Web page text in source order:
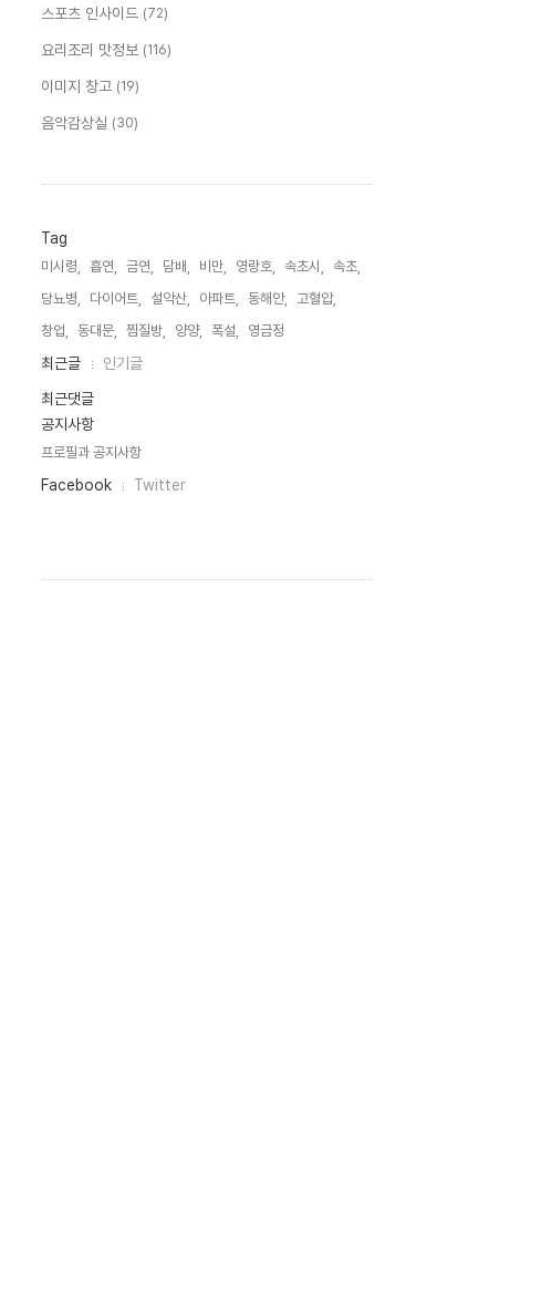
스포츠 인사이드 (72)
요리조리 맛정보 (116)
이미지 창고 (19)
음악감상실 (30)
Tag
미시령, 흡연, 금연, 담배, 비만, 영랑호, 속초시,
속초,
당뇨병,
다이어트, 설악산, 아파트, 동해안,
고혈압,
창업,
동대문, 찜질방, 양양, 폭설, 영금정,
최
글
인
기
최근글
인기글
최근댓글
공지사항
프로필과 공지사항
페
Facebook Twitter